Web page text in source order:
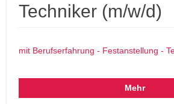
Techniker (m/w/d)
mit Berufserfahrung - Festanstellung -
Mehr